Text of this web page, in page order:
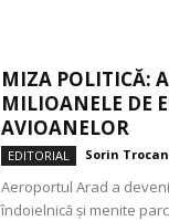
MIZA POLITICĂ:
MILIOANELE DE
AVIOANELOR
EDITORIAL Sorin Trocan
Aeroportul Arad a
îndoielnică și menite